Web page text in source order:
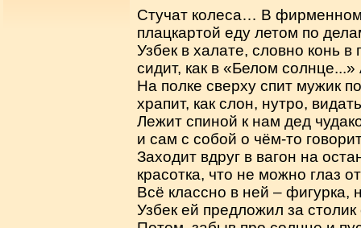
Стучат колеса… В
плацкартой еду летом по
Узбек в халате, словно конь в
сидит, как в «Белом
На полке сверху спит мужик
храпит, как слон, нутро,
Лежит спиной к нам дед
и сам с собой о чём-то
Заходит вдруг в вагон на
красотка, что не можно глаз
Всё классно в ней – фигурка,
Узбек ей предложил за столик